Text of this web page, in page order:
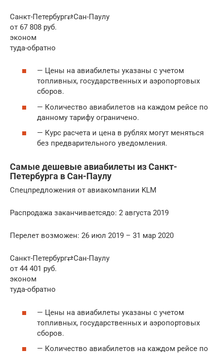
Санкт-Петербург⇄Сан-Паулу
от 67 808 руб.
эконом
туда-обратно
— Цены на авиабилеты указаны с учетом
топливных, государственных и аэропортовых
сборов.
— Количество авиабилетов на каждом рейсе по
данному тарифу ограничено.
— Курс расчета и цена в рублях могут меняться
без предварительного уведомления.
Самые дешевые авиабилеты из Санкт-
Петербурга в Сан-Паулу
Спецпредложения от авиакомпании KLM
Распродажа заканчиваетсядо: 2 августа 2019
Перелет возможен: 26 июл 2019 – 31 мар 2020
Санкт-Петербург⇄Сан-Паулу
от 44 401 руб.
эконом
туда-обратно
— Цены на авиабилеты указаны с учетом
топливных, государственных и аэропортовых
сборов.
— Количество авиабилетов на каждом рейсе по